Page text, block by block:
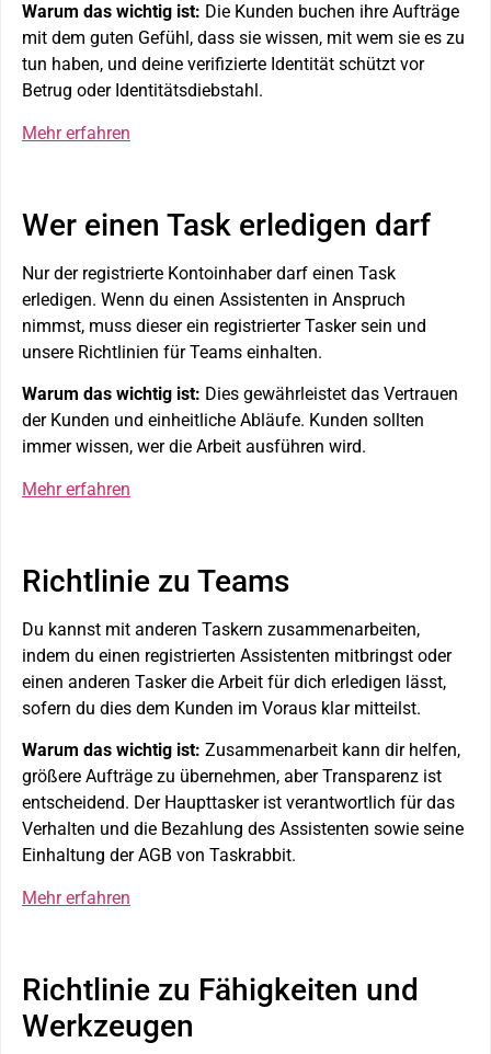
Warum das wichtig ist: Die Kunden buchen ihre Aufträge
mit dem guten Gefühl, dass sie wissen, mit wem sie es zu
tun haben, und deine verifizierte Identität schützt vor
Betrug oder Identitätsdiebstahl.
Mehr erfahren
Wer einen Task erledigen darf
Nur der registrierte Kontoinhaber darf einen Task
erledigen. Wenn du einen Assistenten in Anspruch
nimmst, muss dieser ein registrierter Tasker sein und
unsere Richtlinien für Teams einhalten.
Warum das wichtig ist: Dies gewährleistet das Vertrauen
der Kunden und einheitliche Abläufe. Kunden sollten
immer wissen, wer die Arbeit ausführen wird.
Mehr erfahren
Richtlinie zu Teams
Du kannst mit anderen Taskern zusammenarbeiten,
indem du einen registrierten Assistenten mitbringst oder
einen anderen Tasker die Arbeit für dich erledigen lässt,
sofern du dies dem Kunden im Voraus klar mitteilst.
Warum das wichtig ist: Zusammenarbeit kann dir helfen,
größere Aufträge zu übernehmen, aber Transparenz ist
entscheidend. Der Haupttasker ist verantwortlich für das
Verhalten und die Bezahlung des Assistenten sowie seine
Einhaltung der AGB von Taskrabbit.
Mehr erfahren
Richtlinie zu Fähigkeiten und
Werkzeugen